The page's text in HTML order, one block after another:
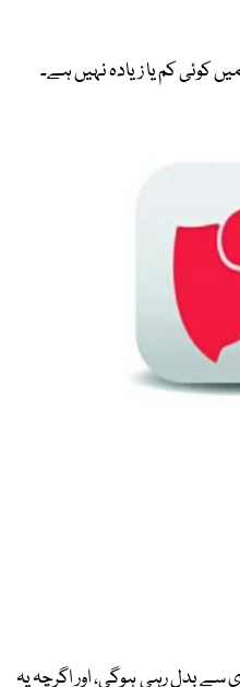
کوئی کم یا زیادہ نہیں ہے۔
بدل رہی ہوگی، اور اگرچہ یہ